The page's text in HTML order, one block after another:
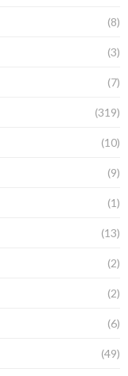
(8)
(3)
(7)
(319)
(10)
(9)
(1)
(13)
(2)
(2)
(6)
(49)